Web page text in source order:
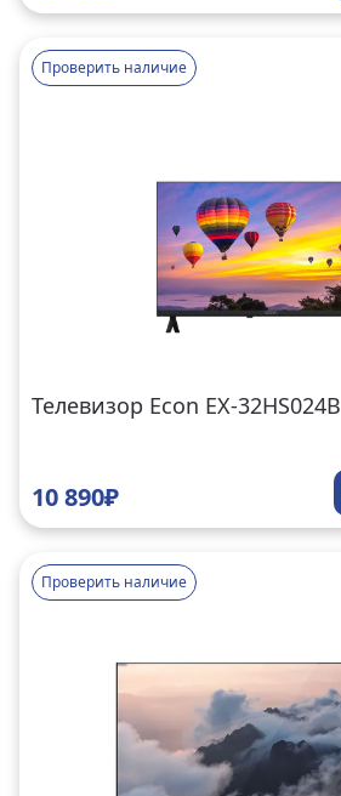
Проверить наличие
Телевизор Econ EX-32HS024B
10 890₽
Проверить наличие